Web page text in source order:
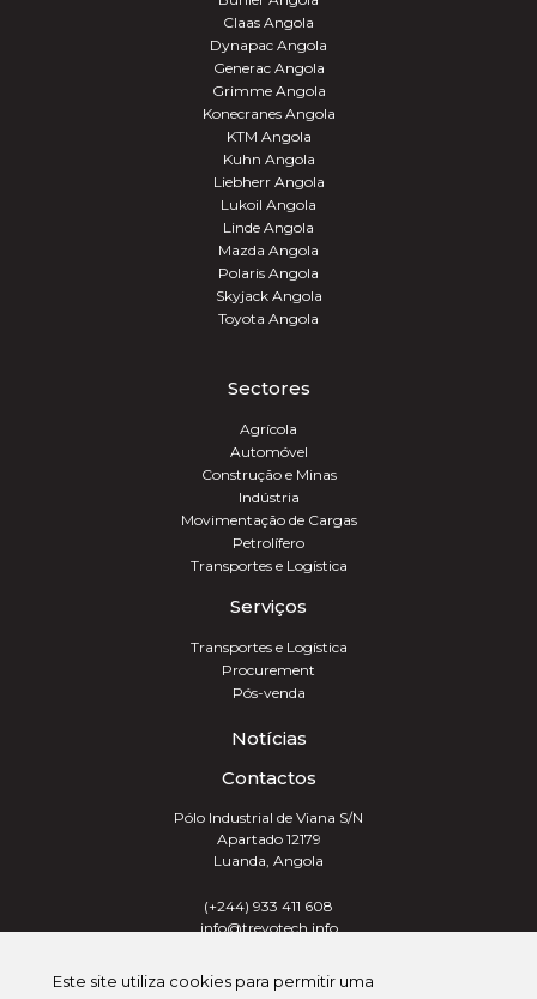
Claas Angola
Dynapac Angola
Generac Angola
Grimme Angola
Konecranes Angola
KTM Angola
Kuhn Angola
Liebherr Angola
Lukoil Angola
Linde Angola
Mazda Angola
Polaris Angola
Skyjack Angola
Toyota Angola
Sectores
Agrícola
Automóvel
Construção e Minas
Indústria
Movimentação de Cargas
Petrolífero
Transportes e Logística
Serviços
Transportes e Logística
Procurement
Pós-venda
Notícias
Contactos
Pólo Industrial de Viana S/N
Apartado 12179
Luanda, Angola
(+244) 933 411 608
info@trevotech.info
Este site utiliza cookies para permitir uma